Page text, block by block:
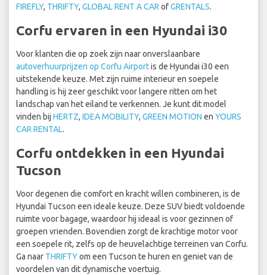
FIREFLY, THRIFTY, GLOBAL RENT A CAR ofGRENTALS.
Corfu ervaren in een Hyundai i30
Voor klanten die op zoek zijn naar onverslaanbare
autoverhuurprijzen op Corfu Airportis de Hyundai i30 een
uitstekende keuze. Met zijn ruime interieur en soepele
handling is hij zeer geschikt voor langere ritten om het
landschap van het eiland te verkennen. Je kunt dit model
vinden bij HERTZ, IDEA MOBILITY, GREEN MOTION en YOURS
CAR RENTAL.
Corfu ontdekken in een Hyundai
Tucson
Voor degenen die comfort en kracht willen combineren, is de
Hyundai Tucson een ideale keuze. Deze SUV biedt voldoende
ruimte voor bagage, waardoor hij ideaal is voor gezinnen of
groepen vrienden. Bovendien zorgt de krachtige motor voor
een soepele rit, zelfs op de heuvelachtige terreinen van Corfu.
Ga naar THRIFTYom een Tucson te huren en geniet van de
voordelen van dit dynamische voertuig.